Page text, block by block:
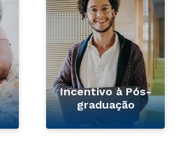
Incentivo à Pós-
graduação